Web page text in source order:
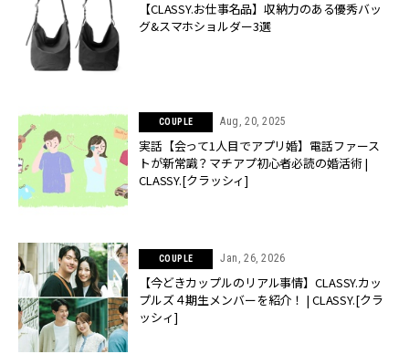
【CLASSY.お仕事名品】収納力のある優秀バッ
グ&スマホショルダー3選
COUPLE Aug, 20, 2025
実話【会って1人目でアプリ婚】電話ファース
トが新常識？マチアプ初心者必読の婚活術 |
CLASSY.[クラッシィ]
COUPLE Jan, 26, 2026
【今どきカップルのリアル事情】CLASSY.カッ
プルズ４期生メンバーを紹介！ | CLASSY.[クラ
ッシィ]